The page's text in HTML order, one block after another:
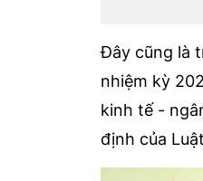
Đây cũng là
nhiệm kỳ
kinh tế -
định của